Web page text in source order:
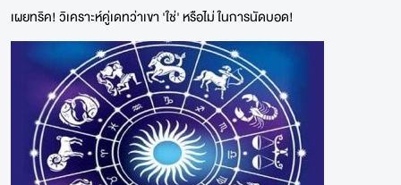
เผยทริค! วิเคราะห์คู่เดทว่าเขา 'ใช่' หรือไม่ ในการนัดบอด!